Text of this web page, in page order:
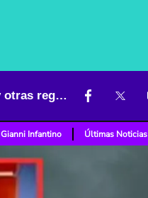
Max Henríquez se mojó pronosticando cuándo volverá a llover en Bogotá y otras regiones
Gianni Infantino Últimas Noticias